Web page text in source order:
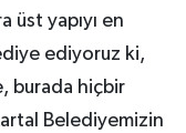
üst yapıyı en
ediyoruz ki,
burada hiçbir
Belediyemizin